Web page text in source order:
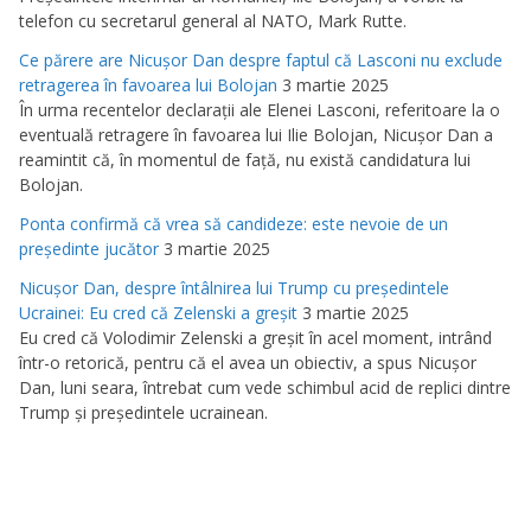
telefon cu secretarul general al NATO, Mark Rutte.
Ce părere are Nicuşor Dan despre faptul că Lasconi nu exclude
retragerea în favoarea lui Bolojan 3 martie 2025
În urma recentelor declaraţii ale Elenei Lasconi, referitoare la o
eventuală retragere în favoarea lui Ilie Bolojan, Nicuşor Dan a
reamintit că, în momentul de faţă, nu există candidatura lui
Bolojan.
Ponta confirmă că vrea să candideze: este nevoie de un
preşedinte jucător 3 martie 2025
Nicuşor Dan, despre întâlnirea lui Trump cu preşedintele
Ucrainei: Eu cred că Zelenski a greşit 3 martie 2025
Eu cred că Volodimir Zelenski a greşit în acel moment, intrând
într-o retorică, pentru că el avea un obiectiv, a spus Nicuşor
Dan, luni seara, întrebat cum vede schimbul acid de replici dintre
Trump şi preşedintele ucrainean.